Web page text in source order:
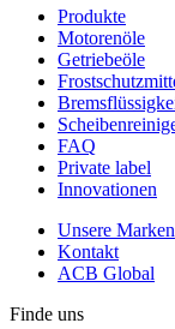
Produkte
Motorenöle
Getriebeöle
FAQ
Private label
Innovationen
Unsere Marken
Kontakt
ACB Global
Finde uns